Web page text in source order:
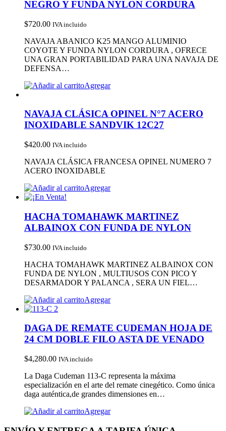
NEGRO Y FUNDA NYLON CORDURA
$720.00 IVA incluido
NAVAJA ABANICO K25 MANGO ALUMINIO
COYOTE Y FUNDA NYLON CORDURA , OFRECE
UNA GRAN PORTABILIDAD PARA UNA NAVAJA DE
DEFENSA…
Agregar
NAVAJA CLÁSICA OPINEL N°7 ACERO
INOXIDABLE SANDVIK 12C27
$420.00 IVA incluido
NAVAJA CLÁSICA FRANCESA OPINEL NUMERO 7
ACERO INOXIDABLE
Agregar
HACHA TOMAHAWK MARTINEZ
ALBAINOX CON FUNDA DE NYLON
$730.00 IVA incluido
HACHA TOMAHAWK MARTINEZ ALBAINOX CON
FUNDA DE NYLON , MULTIUSOS CON PICO Y
DESARMADOR Y PALANCA , SERA UN FIEL…
Agregar
DAGA DE REMATE CUDEMAN HOJA DE
24 CM DOBLE FILO ASTA DE VENADO
$4,280.00 IVA incluido
La Daga Cudeman 113-C representa la máxima
especialización en el arte del remate cinegético. Como única
daga auténtica,de grandes dimensiones en…
Agregar